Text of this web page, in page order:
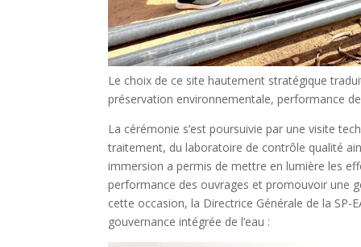
Le choix de ce site hautement stratégique
préservation environnementale, performance
La cérémonie s’est poursuivie par une visite
traitement, du laboratoire de contrôle qualité
immersion a permis de mettre en lumière les
performance des ouvrages et promouvoir une
cette occasion, la Directrice Générale de la SP-
gouvernance intégrée de l’eau :